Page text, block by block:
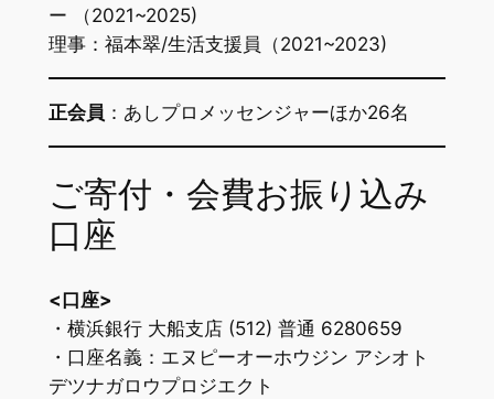
ー （2021~2025)
理事：福本翠/生活支援員（2021~2023)
正会員 ：あしプロメッセンジャーほか26名
ご寄付・会費お振り込み
口座
<口座>
・横浜銀行 大船支店 (512) 普通 6280659
・口座名義：エヌピーオーホウジン アシオト
デツナガロウプロジエクト